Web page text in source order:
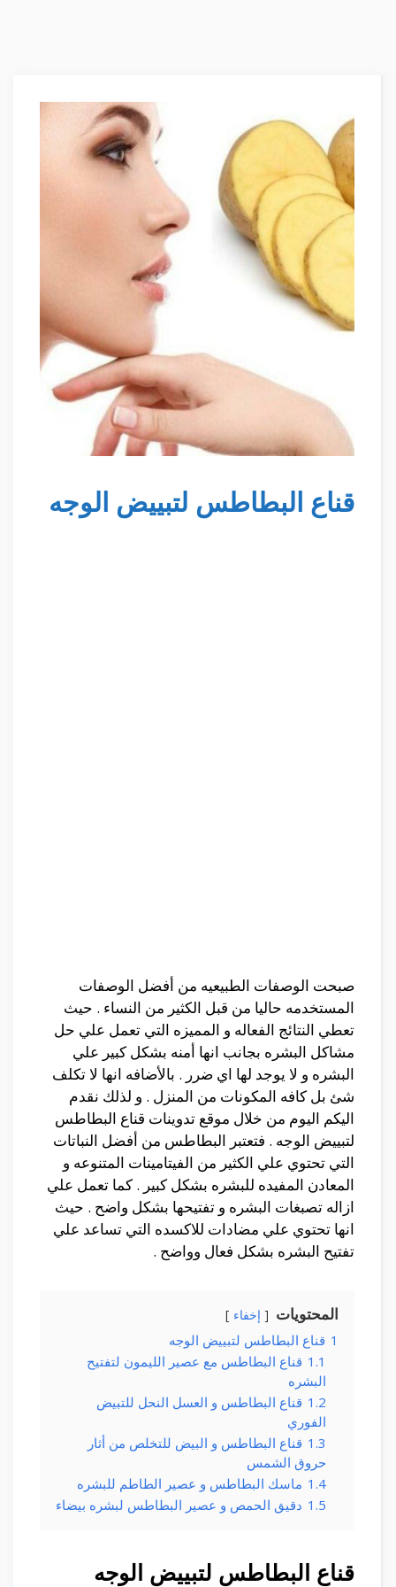
قناع البطاطس لتبييض الوجه
صبحت الوصفات الطبيعيه من أفضل الوصفات
المستخدمه حاليا من قبل الكثير من النساء . حيث
تعطي النتائج الفعاله و المميزه التي تعمل علي حل
مشاكل البشره بجانب انها أمنه بشكل كبير علي
البشره و لا يوجد لها اي ضرر . بالأضافه انها لا تكلف
شئ بل كافه المكونات من المنزل . و لذلك نقدم
اليكم اليوم من خلال موقع تدوينات قناع البطاطس
لتبييض الوجه . فتعتبر البطاطس من أفضل النباتات
التي تحتوي علي الكثير من الفيتامينات المتنوعه و
المعادن المفيده للبشره بشكل كبير . كما تعمل علي
ازاله تصبغات البشره و تفتيحها بشكل واضح . حيث
انها تحتوي علي مضادات للاكسده التي تساعد علي
تفتيح البشره بشكل فعال وواضح .
المحتويات إخفاء
1 قناع البطاطس لتبييض الوجه
1.1 قناع البطاطس مع عصير الليمون لتفتيح
البشره
1.2 قناع البطاطس و العسل النحل للتبيض
الفوري
1.3 قناع البطاطس و البيض للتخلص من أثار
حروق الشمس
1.4 ماسك البطاطس و عصير الطاطم للبشره
1.5 دقيق الحمص و عصير البطاطس لبشره بيضاء
قناع البطاطس لتبييض الوجه